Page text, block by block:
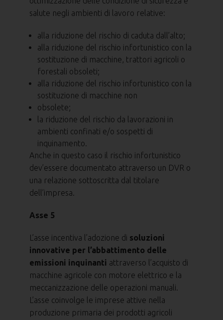
salute negli ambienti di lavoro relative:
alla riduzione del rischio di caduta dall’alto;
alla riduzione del rischio infortunistico con la
sostituzione di macchine, trattori agricoli o
forestali obsoleti;
alla riduzione del rischio infortunistico con la
sostituzione di macchine non
obsolete;
la riduzione del rischio da lavorazioni in
ambienti confinati e/o sospetti di
inquinamento.
Anche in questo caso il rischio infortunistico
dev’essere documentato attraverso un DVR o
una relazione sottoscritta dal titolare
dell’impresa.
Asse 5
L’asse incentiva l’adozione di soluzioni
innovative per l’abbattimento delle
emissioni inquinanti attraverso l’acquisto di
macchine agricole con motore elettrico e la
meccanizzazione delle operazioni manuali.
L’asse coinvolge le imprese attive nella
produzione primaria dei prodotti agricoli